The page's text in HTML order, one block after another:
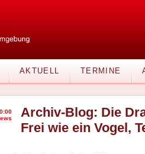
AKTUELL TERMINE
Archiv-Blog: Die
Frei wie ein Vogel,